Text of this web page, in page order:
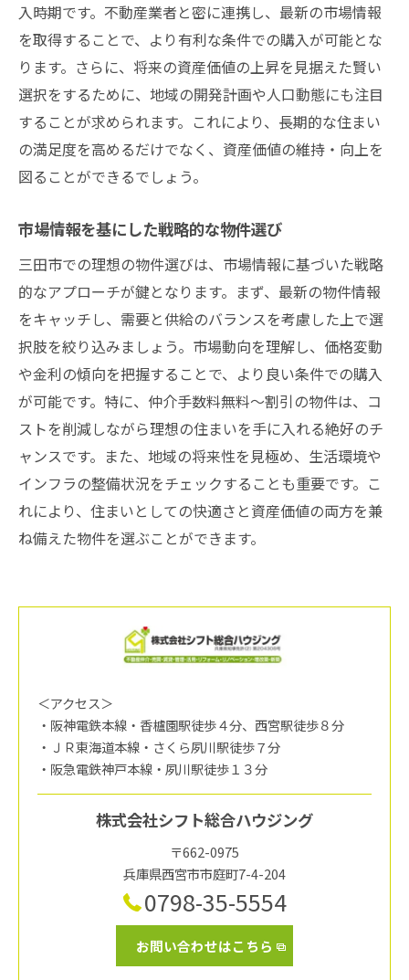
入時期です。不動産業者と密に連携し、最新の市場情報
を取得することで、より有利な条件での購入が可能とな
ります。さらに、将来の資産価値の上昇を見据えた賢い
選択をするために、地域の開発計画や人口動態にも注目
することが求められます。これにより、長期的な住まい
の満足度を高めるだけでなく、資産価値の維持・向上を
図ることができるでしょう。
市場情報を基にした戦略的な物件選び
三田市での理想の物件選びは、市場情報に基づいた戦略
的なアプローチが鍵となります。まず、最新の物件情報
をキャッチし、需要と供給のバランスを考慮した上で選
択肢を絞り込みましょう。市場動向を理解し、価格変動
や金利の傾向を把握することで、より良い条件での購入
が可能です。特に、仲介手数料無料～割引の物件は、コ
ストを削減しながら理想の住まいを手に入れる絶好のチ
ャンスです。また、地域の将来性を見極め、生活環境や
インフラの整備状況をチェックすることも重要です。こ
れにより、住まいとしての快適さと資産価値の両方を兼
ね備えた物件を選ぶことができます。
＜アクセス＞
・阪神電鉄本線・香櫨園駅徒歩４分、西宮駅徒歩８分
・ＪＲ東海道本線・さくら夙川駅徒歩７分
・阪急電鉄神戸本線・夙川駅徒歩１３分
株式会社シフト総合ハウジング
〒662-0975
兵庫県西宮市市庭町7-4-204
0798-35-5554
お問い合わせはこちら